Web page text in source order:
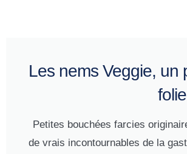
Les nems Veggie, un
Petites bouchées farcies
de vrais incontournables de la